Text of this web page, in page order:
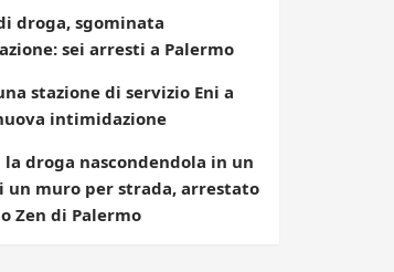
droga, sgominata
sei arresti a Palermo
stazione di servizio Eni a
intimidazione
la droga nascondendola in un
un muro per strada, arrestato
Zen di Palermo